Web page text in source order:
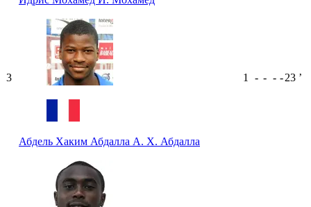
3
Абдель Хаким Абдалла А. Х. Абдалла
1 - - - -23 ʼ